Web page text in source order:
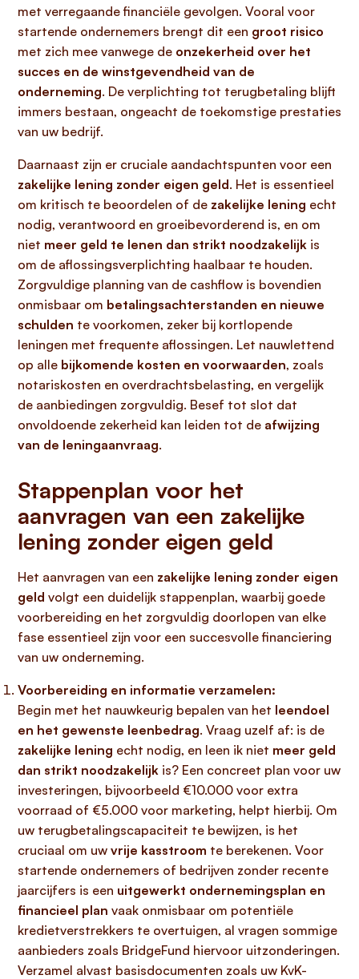
met verregaande financiële gevolgen. Vooral voor
startende ondernemers brengt dit een groot risico
met zich mee vanwege de onzekerheid over het
succes en de winstgevendheid van de
onderneming. De verplichting tot terugbetaling blijft
immers bestaan, ongeacht de toekomstige prestaties
van uw bedrijf.
Daarnaast zijn er cruciale aandachtspunten voor een
zakelijke lening zonder eigen geld. Het is essentieel
om kritisch te beoordelen of de zakelijke lening echt
nodig, verantwoord en groeibevorderend is, en om
niet meer geld te lenen dan strikt noodzakelijk is
om de aflossingsverplichting haalbaar te houden.
Zorgvuldige planning van de cashflow is bovendien
onmisbaar om betalingsachterstanden en nieuwe
schulden te voorkomen, zeker bij kortlopende
leningen met frequente aflossingen. Let nauwlettend
op alle bijkomende kosten en voorwaarden, zoals
notariskosten en overdrachtsbelasting, en vergelijk
de aanbiedingen zorgvuldig. Besef tot slot dat
onvoldoende zekerheid kan leiden tot de afwijzing
van de leningaanvraag.
Stappenplan voor het
aanvragen van een zakelijke
lening zonder eigen geld
Het aanvragen van een zakelijke lening zonder eigen
geld volgt een duidelijk stappenplan, waarbij goede
voorbereiding en het zorgvuldig doorlopen van elke
fase essentieel zijn voor een succesvolle financiering
van uw onderneming.
Voorbereiding en informatie verzamelen:
Begin met het nauwkeurig bepalen van het leendoel
en het gewenste leenbedrag. Vraag uzelf af: is de
zakelijke lening echt nodig, en leen ik niet meer geld
dan strikt noodzakelijk is? Een concreet plan voor uw
investeringen, bijvoorbeeld €10.000 voor extra
voorraad of €5.000 voor marketing, helpt hierbij. Om
uw terugbetalingscapaciteit te bewijzen, is het
cruciaal om uw vrije kasstroom te berekenen. Voor
startende ondernemers of bedrijven zonder recente
jaarcijfers is een uitgewerkt ondernemingsplan en
financieel plan vaak onmisbaar om potentiële
kredietverstrekkers te overtuigen, al vragen sommige
aanbieders zoals BridgeFund hiervoor uitzonderingen.
Verzamel alvast basisdocumenten zoals uw KvK-